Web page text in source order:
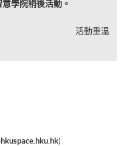
學院稍後活動。
活動重温
)